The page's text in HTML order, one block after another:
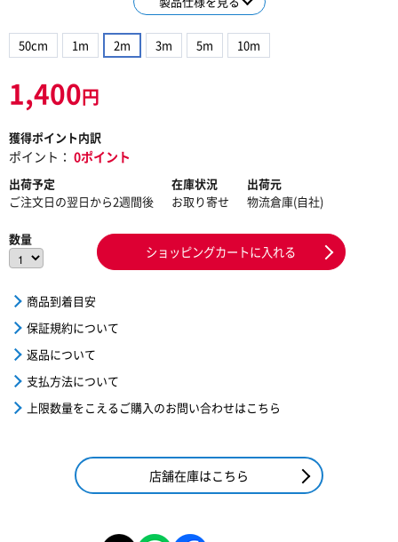
50cm 1m 2m 3m 5m 10m
1,400円
獲得ポイント内訳
ポイント： 0ポイント
出荷予定
ご注文日の翌日から2週間後
在庫状況
お取り寄せ
出荷元
物流倉庫(自社)
数量
ショッピングカートに入れる
商品到着目安
保証規約について
返品について
支払方法について
上限数量をこえるご購入のお問い合わせはこちら
店舗在庫はこちら